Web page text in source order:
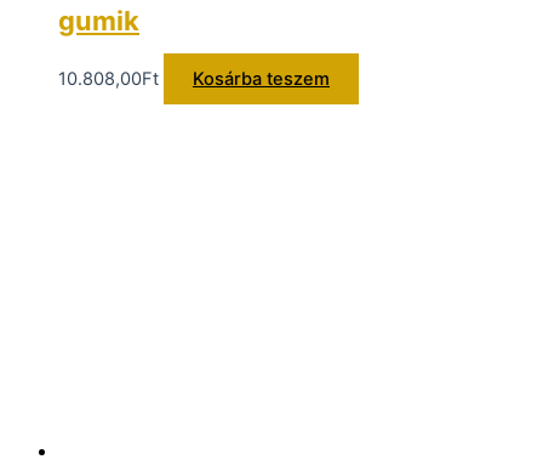
gumik
10.808,00Ft Kosárba teszem